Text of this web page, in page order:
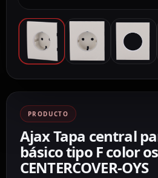
PRODUCTO
Ajax Tapa central
básico tipo F color
CENTERCOVER-OYS